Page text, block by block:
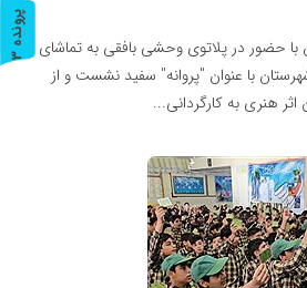
با حضور در پلاتوی وحشی بافقی به تماشای
با عنوان "پروانه" سفید نشست و از
هنری به کارگردانی...
پ
ر
و
ن
د
ه
3